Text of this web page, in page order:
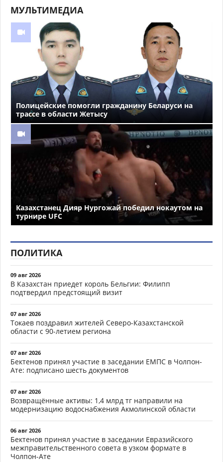
МУЛЬТИМЕДИА
Полицейские помогли гражданину Беларуси на
трассе в области Жетысу
Казахстанец Дияр Нургожай победил нокаутом на
турнире UFC
ПОЛИТИКА
09 авг 2026
В Казахстан приедет король Бельгии: Филипп
подтвердил предстоящий визит
07 авг 2026
Токаев поздравил жителей Северо-Казахстанской
области с 90-летием региона
07 авг 2026
Бектенов принял участие в заседании ЕМПС в Чолпон-
Ате: подписано шесть документов
07 авг 2026
Возвращённые активы: 1,4 млрд тг направили на
модернизацию водоснабжения Акмолинской области
06 авг 2026
Бектенов принял участие в заседании Евразийского
межправительственного совета в узком формате в
Чолпон-Ате